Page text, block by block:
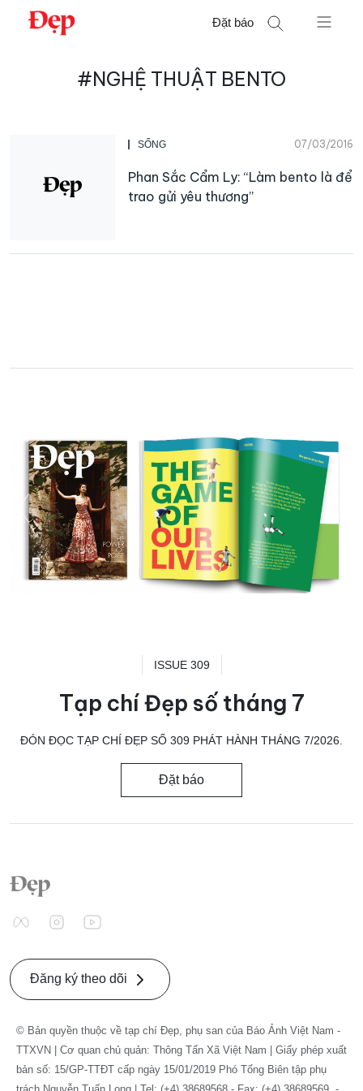
Chuyển
Đặt báo
#NGHỆ THUẬT BENTO
SỐNG 07/03/2016
Phan Sắc Cẩm Ly: “Làm bento là để
trao gửi yêu thương”
ISSUE 309
Tạp chí Đẹp số tháng 7
ĐÓN ĐỌC TẠP CHÍ ĐẸP SỐ 309 PHÁT HÀNH THÁNG 7/2026.
Đặt báo
Đăng ký theo dõi
© Bản quyền thuộc về tạp chí Đẹp, phụ san của Báo Ảnh Việt Nam -
TTXVN | Cơ quan chủ quản: Thông Tấn Xã Việt Nam | Giấy phép xuất
bản số: 15/GP-TTĐT cấp ngày 15/01/2019 Phó Tổng Biên tập phụ